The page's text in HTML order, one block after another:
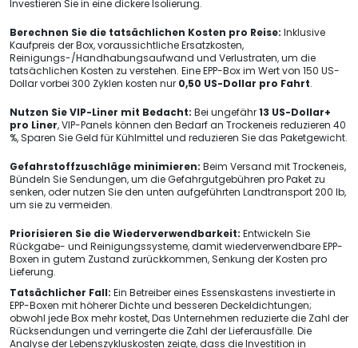
Investieren Sie in eine dickere Isolierung.
Berechnen Sie die tatsächlichen Kosten pro Reise: Inklusive
Kaufpreis der Box, voraussichtliche Ersatzkosten,
Reinigungs-/Handhabungsaufwand und Verlustraten, um die
tatsächlichen Kosten zu verstehen. Eine EPP-Box im Wert von 150 US-
Dollar vorbei 300 Zyklen kosten nur 0,50 US-Dollar pro Fahrt.
Nutzen Sie VIP-Liner mit Bedacht: Bei ungefähr13 US-Dollar+
pro Liner, VIP-Panels können den Bedarf an Trockeneis reduzieren 40
%, Sparen Sie Geld für Kühlmittel und reduzieren Sie das Paketgewicht.
Gefahrstoffzuschläge minimieren: Beim Versand mit Trockeneis,
Bündeln Sie Sendungen, um die Gefahrgutgebühren pro Paket zu
senken, oder nutzen Sie den unten aufgeführten Landtransport 200 lb,
um sie zu vermeiden.
Priorisieren Sie die Wiederverwendbarkeit: Entwickeln Sie
Rückgabe- und Reinigungssysteme, damit wiederverwendbare EPP-
Boxen in gutem Zustand zurückkommen, Senkung der Kosten pro
Lieferung.
Tatsächlicher Fall: Ein Betreiber eines Essenskastens investierte in
EPP-Boxen mit höherer Dichte und besseren Deckeldichtungen;
obwohl jede Box mehr kostet, Das Unternehmen reduzierte die Zahl der
Rücksendungen und verringerte die Zahl der Lieferausfälle. Die
Analyse der Lebenszykluskosten zeigte, dass die Investition in